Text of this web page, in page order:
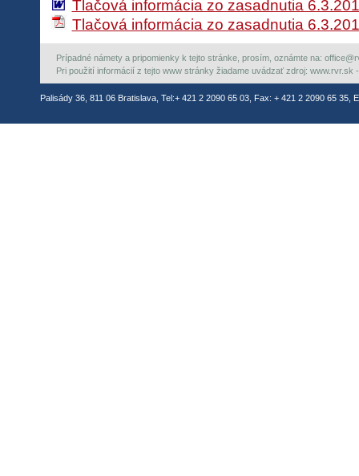
Tlačová informácia zo zasadnutia
Tlačová informácia zo zasadnutia
Prípadné námety a pripomienky k tejto stránke, prosím, oznámte na:
Pri použití informácií z tejto www stránky žiadame uvádzať zdroj: www.rvr.sk
Palisády 36, 811 06 Bratislava, Tel:+ 421 2 2090 65 03, Fax: + 421 2 2090 65 35,